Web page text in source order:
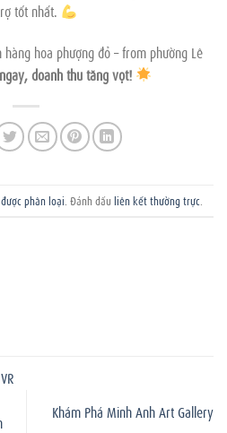
tốt nhất.
hoa phượng đỏ – from phường Lê
doanh thu tăng vọt!
phân loại . Đánh dấu liên kết thường trực
Khám Phá Minh Anh Art Gallery